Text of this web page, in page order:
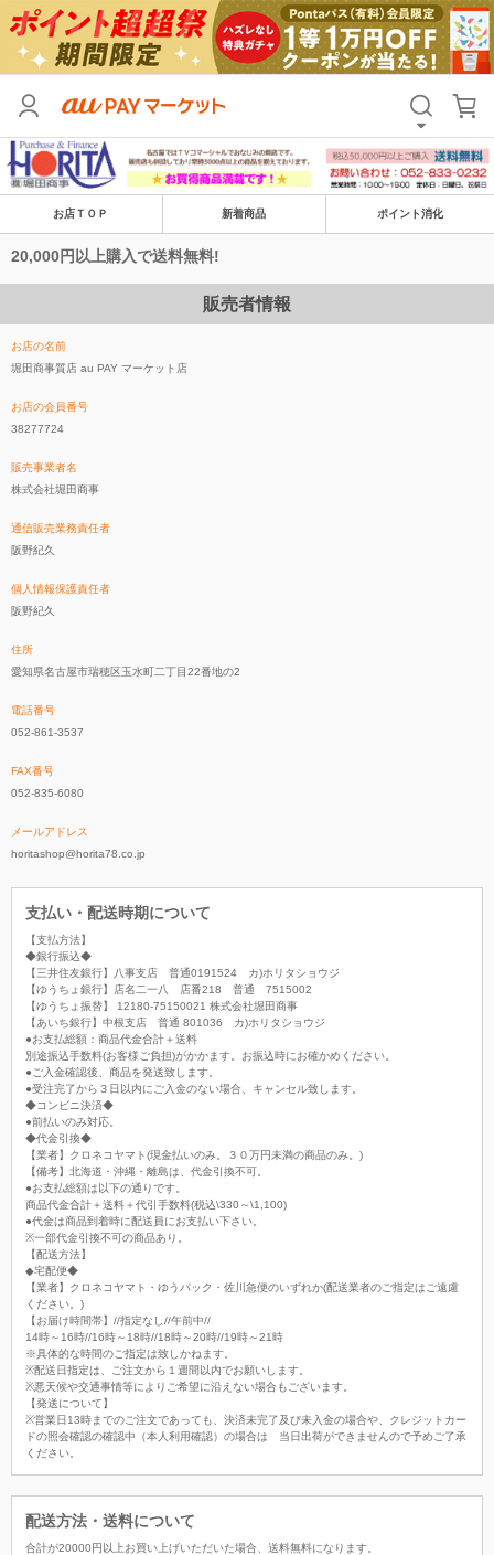
お店ＴＯＰ 新着商品 ポイント消化
20,000円以上購入で送料無料!
販売者情報
お店の名前
堀田商事質店 au PAY マーケット店
お店の会員番号
38277724
販売事業者名
株式会社堀田商事
通信販売業務責任者
阪野紀久
個人情報保護責任者
阪野紀久
住所
愛知県名古屋市瑞穂区玉水町二丁目22番地の2
電話番号
052-861-3537
FAX番号
052-835-6080
メールアドレス
horitashop@horita78.co.jp
支払い・配送時期について
【支払方法】
◆銀行振込◆
【三井住友銀行】八事支店 普通0191524 カ)ホリタショウジ
【ゆうちょ銀行】店名二一八 店番218 普通 7515002
【ゆうちょ振替】 12180-75150021 株式会社堀田商事
【あいち銀行】中根支店 普通 801036 カ)ホリタショウジ
●お支払総額：商品代金合計＋送料
別途振込手数料(お客様ご負担)がかかます。お振込時にお確かめください。
●ご入金確認後、商品を発送致します。
●受注完了から３日以内にご入金のない場合、キャンセル致します。
◆コンビニ決済◆
●前払いのみ対応。
◆代金引換◆
【業者】クロネコヤマト(現金払いのみ。３０万円未満の商品のみ。)
【備考】北海道・沖縄・離島は、代金引換不可。
●お支払総額は以下の通りです。
商品代金合計＋送料＋代引手数料(税込\330～\1,100)
●代金は商品到着時に配送員にお支払い下さい。
※一部代金引換不可の商品あり。
【配送方法】
◆宅配便◆
【業者】クロネコヤマト・ゆうパック・佐川急便のいずれか(配送業者のご指定はご遠慮
ください。)
【お届け時間帯】//指定なし//午前中//
14時～16時//16時～18時//18時～20時//19時～21時
※具体的な時間のご指定は致しかねます。
※配送日指定は、ご注文から１週間以内でお願いします。
※悪天候や交通事情等によりご希望に沿えない場合もございます。
【発送について】
※営業日13時までのご注文であっても、決済未完了及び未入金の場合や、クレジットカー
ドの照会確認の確認中（本人利用確認）の場合は 当日出荷ができませんので予めご了承
ください。
配送方法・送料について
合計が20000円以上お買い上げいただいた場合、 送料無料になります。